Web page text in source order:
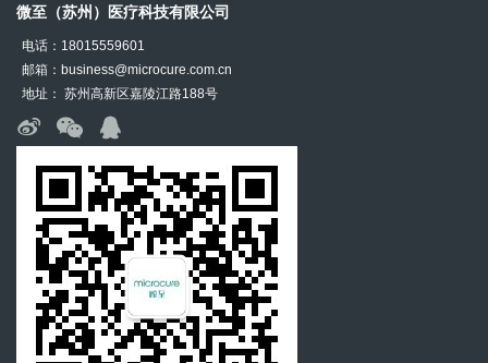
微至（苏州）医疗科技有限公司
电话：18015559601
邮箱：business@microcure.com.cn
地址： 苏州高新区嘉陵江路188号